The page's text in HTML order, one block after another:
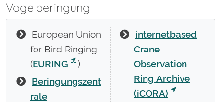
Vogelberingung
European Union
for Bird Ringing
(EURING
)
Beringungszent
rale
internetbased
Crane
Observation
Ring Archive
(iCORA)